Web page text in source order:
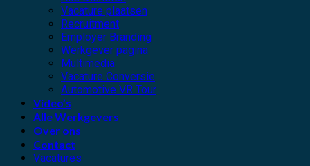
Vacature plaatsen
Recruitment
Employer Branding
Werkgever pagina
Multimedia
Vacature Conversie
Automotive VR Tour
Video’s
Alle Werkgevers
Over ons
Contact
Vacatures